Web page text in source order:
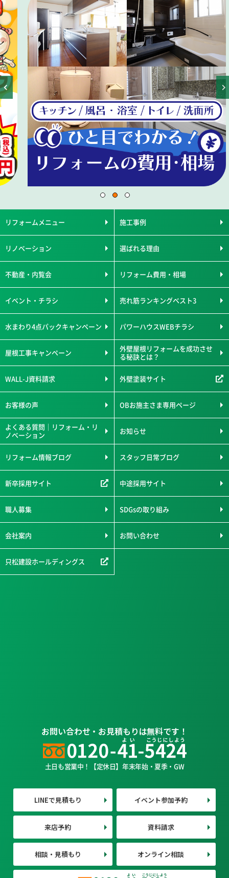
リフォームメニュー 施工事例
リノベーション 選ばれる理由
不動産・内覧会 リフォーム費用・相場
イベント・チラシ 売れ筋ランキングベスト3
水まわり4点パックキャンペーン パワーハウスWEBチラシ
屋根工事キャンペーン
外壁屋根リフォームを成功させ
る秘訣とは？
WALL-J資料請求 外壁塗装サイト
お客様の声 OBお施主さま専用ページ
よくある質問｜リフォーム・リ
ノベーション
お知らせ
リフォーム情報ブログ スタッフ日常ブログ
新卒採用サイト 中途採用サイト
職人募集 SDGsの取り組み
会社案内 お問い合わせ
只松建設ホールディングス
お問い合わせ・お見積もりは無料です！
土日も営業中！【定休日】年末年始・夏季・GW
LINEで見積もり イベント参加予約
来店予約 資料請求
相談・見積もり オンライン相談